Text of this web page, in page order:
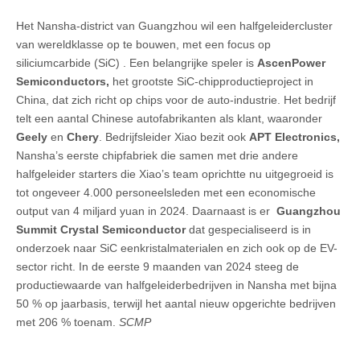
Het Nansha-district van Guangzhou wil een halfgeleidercluster
van wereldklasse op te bouwen, met een focus op
siliciumcarbide (SiC) . Een belangrijke speler is AscenPower
Semiconductors, het grootste SiC-chipproductieproject in
China, dat zich richt op chips voor de auto-industrie. Het bedrijf
telt een aantal Chinese autofabrikanten als klant, waaronder
Geely en Chery. Bedrijfsleider Xiao bezit ook APT Electronics,
Nansha’s eerste chipfabriek die samen met drie andere
halfgeleider starters die Xiao’s team oprichtte nu uitgegroeid is
tot ongeveer 4.000 personeelsleden met een economische
output van 4 miljard yuan in 2024. Daarnaast is er Guangzhou
Summit Crystal Semiconductordat gespecialiseerd is in
onderzoek naar SiC eenkristalmaterialen en zich ook op de EV-
sector richt. In de eerste 9 maanden van 2024 steeg de
productiewaarde van halfgeleiderbedrijven in Nansha met bijna
50 % op jaarbasis, terwijl het aantal nieuw opgerichte bedrijven
met 206 % toenam. SCMP